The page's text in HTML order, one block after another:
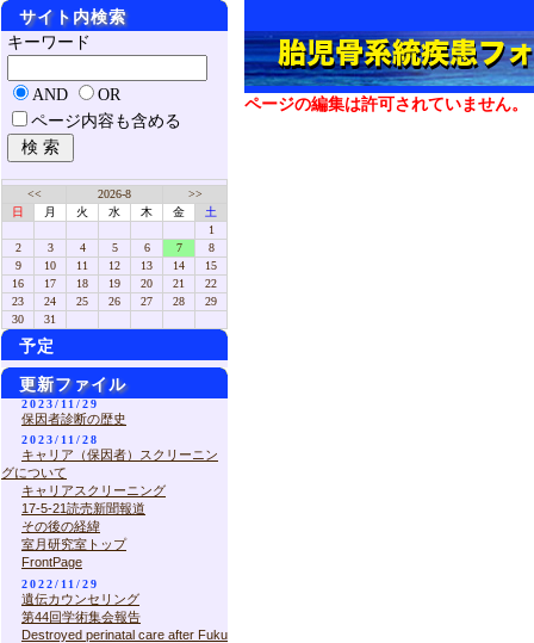
ページの編集は許可されていません。
サイト内検索
キーワード
AND
OR
ページ内容も含める
<< 2026-8
>>
日
月 火 水 木 金
土
1
2
3 4 5 6 7
8
9
10 11 12 13 14
15
16
17 18 19 20 21
22
23
24 25 26 27 28
29
30
31
予定
更新ファイル
2023/11/29
保因者診断の歴史
2023/11/28
キャリア（保因者）スクリーニン
グについて
キャリアスクリーニング
17-5-21読売新聞報道
その後の経緯
室月研究室トップ
FrontPage
2022/11/29
遺伝カウンセリング
第44回学術集会報告
Destroyed perinatal care after Fuku